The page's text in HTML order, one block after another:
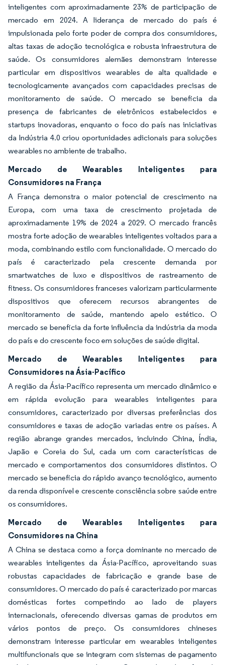
inteligentes com aproximadamente 23% de participação de
mercado em 2024. A liderança de mercado do país é
impulsionada pelo forte poder de compra dos consumidores,
altas taxas de adoção tecnológica e robusta infraestrutura de
saúde. Os consumidores alemães demonstram interesse
particular em dispositivos wearables de alta qualidade e
tecnologicamente avançados com capacidades precisas de
monitoramento de saúde. O mercado se beneficia da
presença de fabricantes de eletrônicos estabelecidos e
startups inovadoras, enquanto o foco do país nas iniciativas
da Indústria 4.0 criou oportunidades adicionais para soluções
wearables no ambiente de trabalho.
Mercado de Wearables Inteligentes para
Consumidores na França
A França demonstra o maior potencial de crescimento na
Europa, com uma taxa de crescimento projetada de
aproximadamente 19% de 2024 a 2029. O mercado francês
mostra forte adoção de wearables inteligentes voltados para a
moda, combinando estilo com funcionalidade. O mercado do
país é caracterizado pela crescente demanda por
smartwatches de luxo e dispositivos de rastreamento de
fitness. Os consumidores franceses valorizam particularmente
dispositivos que oferecem recursos abrangentes de
monitoramento de saúde, mantendo apelo estético. O
mercado se beneficia da forte influência da indústria da moda
do país e do crescente foco em soluções de saúde digital.
Mercado de Wearables Inteligentes para
Consumidores na Ásia-Pacífico
A região da Ásia-Pacífico representa um mercado dinâmico e
em rápida evolução para wearables inteligentes para
consumidores, caracterizado por diversas preferências dos
consumidores e taxas de adoção variadas entre os países. A
região abrange grandes mercados, incluindo China, Índia,
Japão e Coreia do Sul, cada um com características de
mercado e comportamentos dos consumidores distintos. O
mercado se beneficia do rápido avanço tecnológico, aumento
da renda disponível e crescente consciência sobre saúde entre
os consumidores.
Mercado de Wearables Inteligentes para
Consumidores na China
A China se destaca como a força dominante no mercado de
wearables inteligentes da Ásia-Pacífico, aproveitando suas
robustas capacidades de fabricação e grande base de
consumidores. O mercado do país é caracterizado por marcas
domésticas fortes competindo ao lado de players
internacionais, oferecendo diversas gamas de produtos em
vários pontos de preço. Os consumidores chineses
demonstram interesse particular em wearables inteligentes
multifuncionais que se integram com sistemas de pagamento